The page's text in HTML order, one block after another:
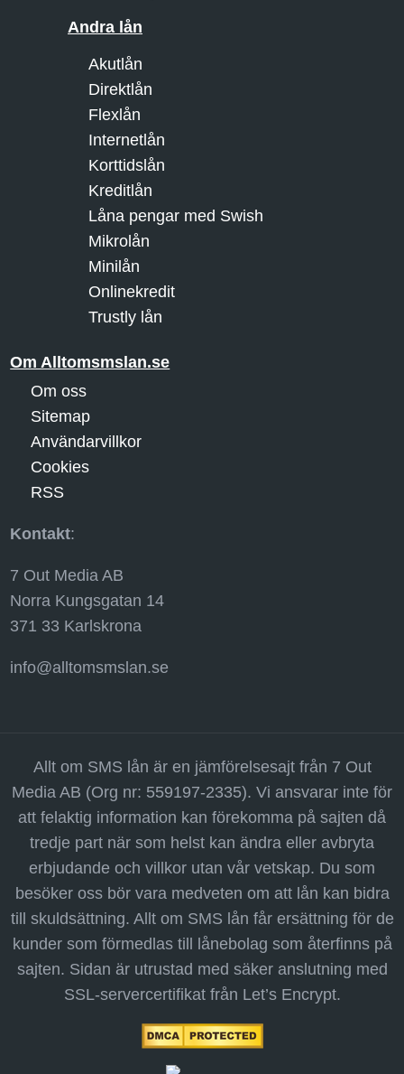
Andra lån
Akutlån
Direktlån
Flexlån
Internetlån
Korttidslån
Kreditlån
Låna pengar med Swish
Mikrolån
Minilån
Onlinekredit
Trustly lån
Om Alltomsmslan.se
Om oss
Sitemap
Användarvillkor
Cookies
RSS
Kontakt:
7 Out Media AB
Norra Kungsgatan 14
371 33 Karlskrona
info@alltomsmslan.se
Allt om SMS lån är en jämförelsesajt från 7 Out
Media AB (Org nr: 559197-2335). Vi ansvarar inte för
att felaktig information kan förekomma på sajten då
tredje part när som helst kan ändra eller avbryta
erbjudande och villkor utan vår vetskap. Du som
besöker oss bör vara medveten om att lån kan bidra
till skuldsättning. Allt om SMS lån får ersättning för de
kunder som förmedlas till lånebolag som återfinns på
sajten. Sidan är utrustad med säker anslutning med
SSL-servercertifikat från Let’s Encrypt.